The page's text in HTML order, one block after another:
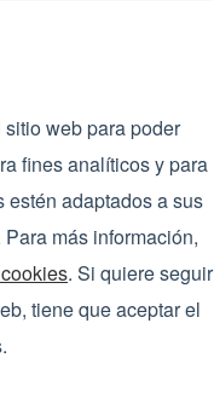
web para poder
fines analíticos y para
estén adaptados a sus
más información,
. Si quiere seguir
tiene que aceptar el